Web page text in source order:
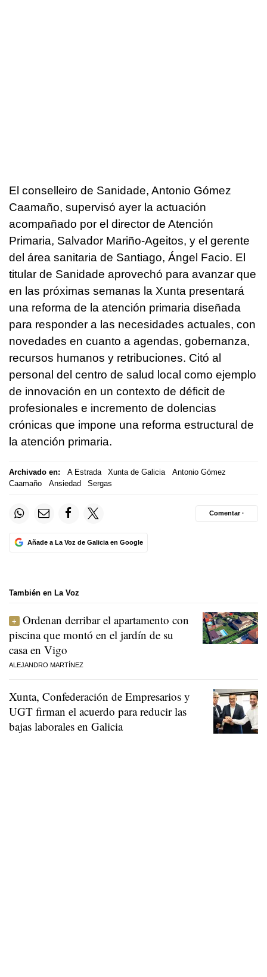
El conselleiro de Sanidade, Antonio Gómez
Caamaño, supervisó ayer la actuación
acompañado por el director de Atención
Primaria, Salvador Mariño-Ageitos, y el gerente
del área sanitaria de Santiago, Ángel Facio. El
titular de Sanidade aprovechó para avanzar que
en las próximas semanas la Xunta presentará
una reforma de la atención primaria diseñada
para responder a las necesidades actuales, con
novedades en cuanto a agendas, gobernanza,
recursos humanos y retribuciones. Citó al
personal del centro de salud local como ejemplo
de innovación en un contexto de déficit de
profesionales e incremento de dolencias
crónicas que impone una reforma estructural de
la atención primaria.
Archivado en: A Estrada Xunta de Galicia
Antonio Gómez
Caamaño
Ansiedad Sergas
Añade a La Voz de Galicia en Google
Comentar ·
También en La Voz
Ordenan derribar el apartamento con
piscina que montó en el jardín de su
casa en Vigo
ALEJANDRO MARTÍNEZ
Xunta, Confederación de Empresarios y
UGT firman el acuerdo para reducir las
bajas laborales en Galicia